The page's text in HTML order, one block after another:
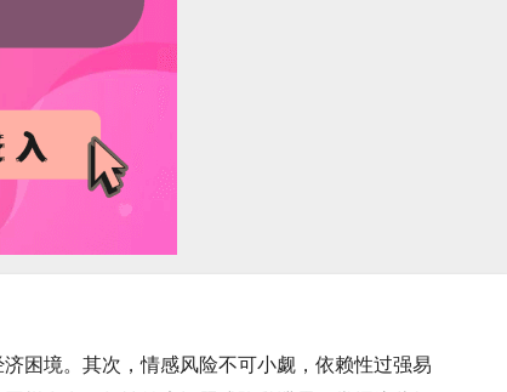
困境。其次，情感风险不可小觑，依赖性过强易